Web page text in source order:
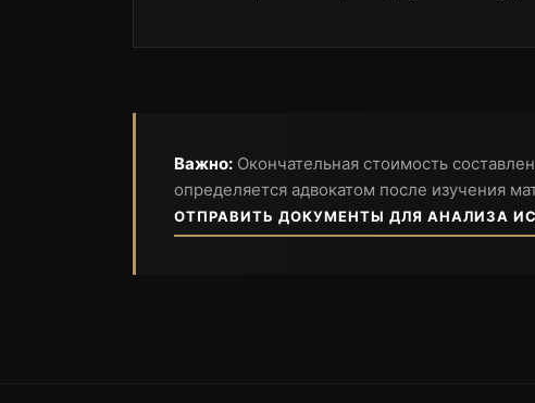
Важно: Окончательная стоимость
определяется адвокатом после изучения
ОТПРАВИТЬ ДОКУМЕНТЫ ДЛЯ АНАЛИЗА